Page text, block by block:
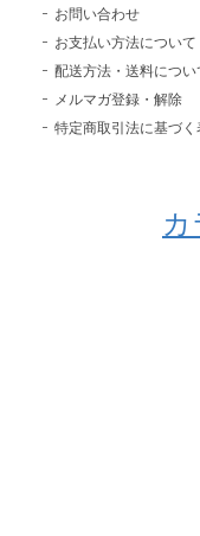
お問い合わせ
お支払い方法について
配送方法・送料につい
メルマガ登録・解除
特定商取引法に基づく